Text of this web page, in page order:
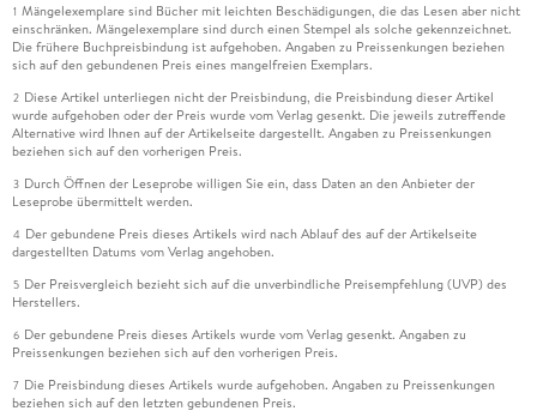
1 Mängelexemplare sind Bücher mit leichten Beschädigungen, die das Lesen aber nicht
einschränken. Mängelexemplare sind durch einen Stempel als solche gekennzeichnet.
Die frühere Buchpreisbindung ist aufgehoben. Angaben zu Preissenkungen beziehen
sich auf den gebundenen Preis eines mangelfreien Exemplars.
2 Diese Artikel unterliegen nicht der Preisbindung, die Preisbindung dieser Artikel
wurde aufgehoben oder der Preis wurde vom Verlag gesenkt. Die jeweils zutreffende
Alternative wird Ihnen auf der Artikelseite dargestellt. Angaben zu Preissenkungen
beziehen sich auf den vorherigen Preis.
3 Durch Öffnen der Leseprobe willigen Sie ein, dass Daten an den Anbieter der
Leseprobe übermittelt werden.
4 Der gebundene Preis dieses Artikels wird nach Ablauf des auf der Artikelseite
dargestellten Datums vom Verlag angehoben.
5 Der Preisvergleich bezieht sich auf die unverbindliche Preisempfehlung (UVP) des
Herstellers.
6 Der gebundene Preis dieses Artikels wurde vom Verlag gesenkt. Angaben zu
Preissenkungen beziehen sich auf den vorherigen Preis.
7 Die Preisbindung dieses Artikels wurde aufgehoben. Angaben zu Preissenkungen
beziehen sich auf den letzten gebundenen Preis.